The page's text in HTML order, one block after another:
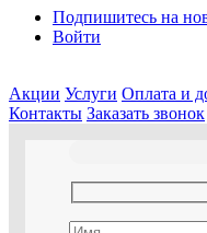
Подпишитесь на
Войти
Акции Услуги Оплата и
Контакты Заказать звонок